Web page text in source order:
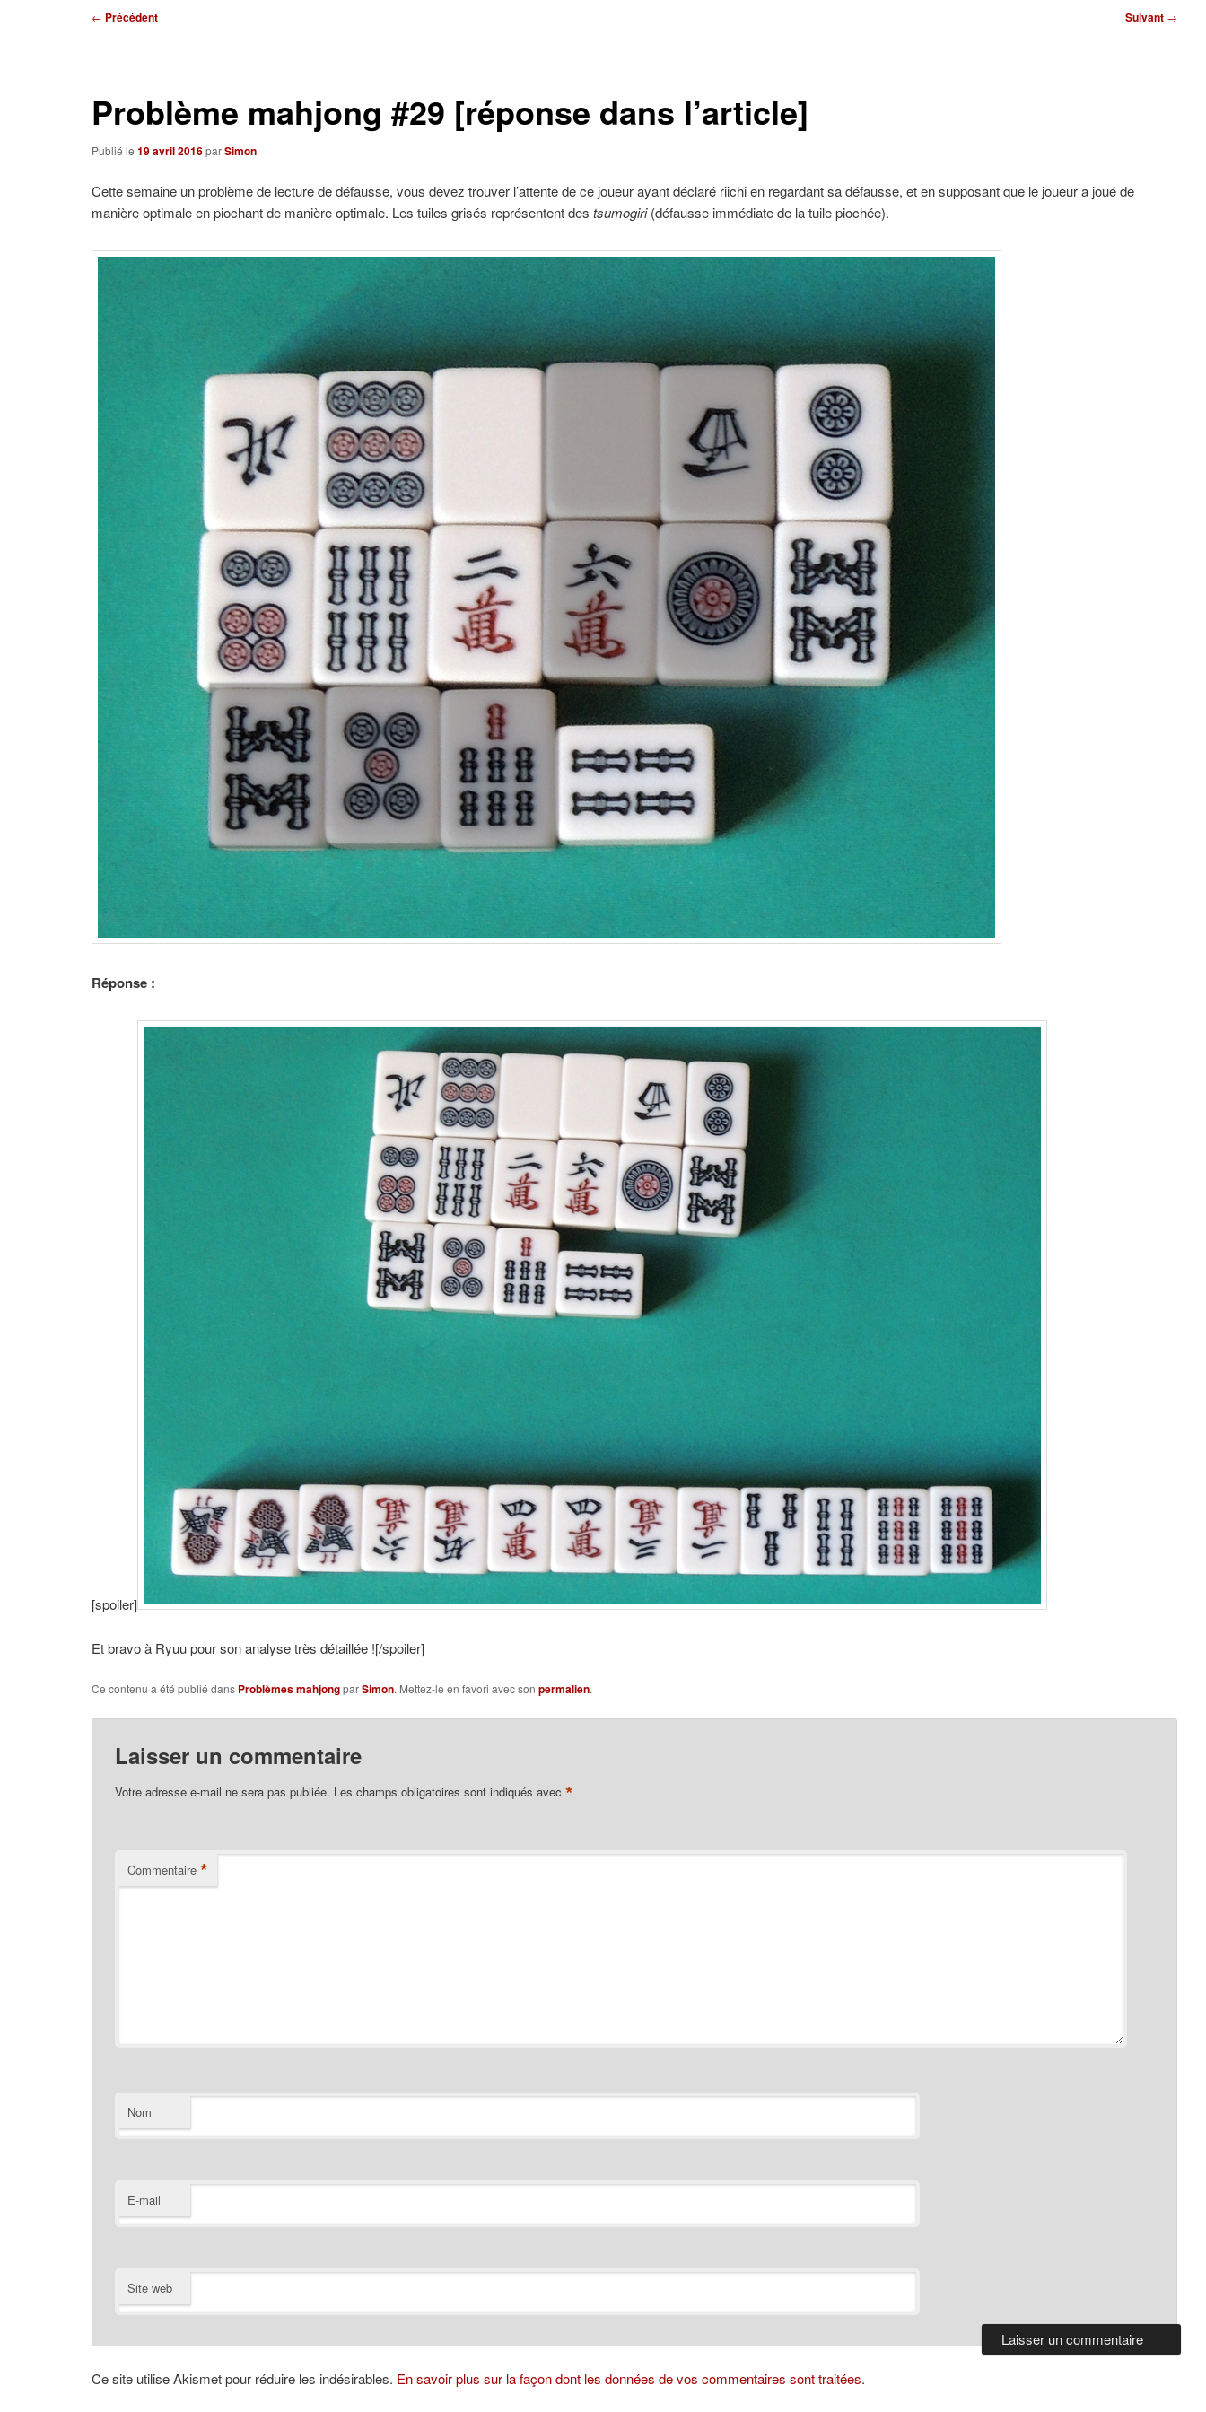
Navigation
← Précédent Suivant →
Problème mahjong #29 [réponse dans l’article]
Publié le19 avril 2016parSimon
Cette semaine un problème de lecture de défausse, vous devez trouver l’attente de ce joueur ayant déclaré riichi en regardant sa défausse, et en supposant que le joueur a joué de
manière optimale en piochant de manière optimale. Les tuiles grisés représentent destsumogiri(défausse immédiate de la tuile piochée).
Réponse :
[spoiler]
Et bravo à Ryuu pour son analyse très détaillée ![/spoiler]
Ce contenu a été publié dans Problèmes mahjongparSimon. Mettez-le en favori avec sonpermalien.
Laisser un commentaire
Votre adresse e-mail ne sera pas publiée. Les champs obligatoires sont indiqués avec *
Commentaire *
Nom
E-mail
Site web
Ce site utilise Akismet pour réduire les indésirables. En savoir plus sur la façon dont les données de vos commentaires sont traitées.